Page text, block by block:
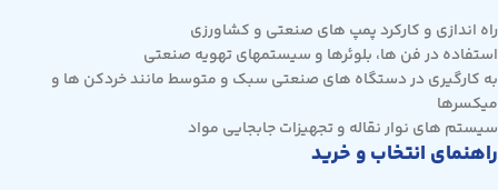
راه اندازی و کارکرد پمپ های صنعتی و کشاورزی
استفاده در فن ها، بلوئرها و سیستمهای تهویه صنعتی
به کارگیری در دستگاه های صنعتی سبک و متوسط مانند خردکن ها و
میکسرها
سیستم های نوار نقاله و تجهیزات جابجایی مواد
راهنمای انتخاب و خرید